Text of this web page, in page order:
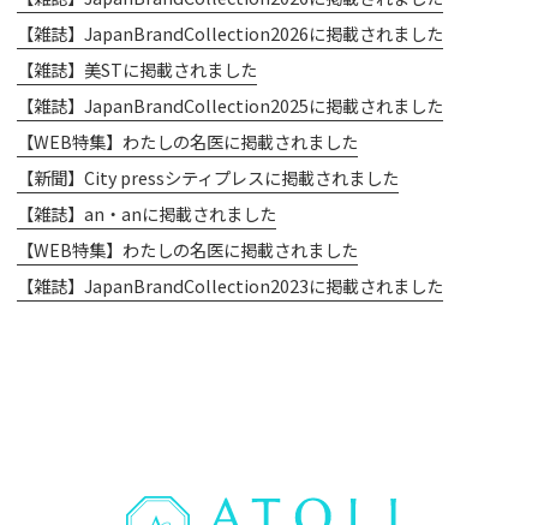
【雑誌】JapanBrandCollection2026に掲載されました
【雑誌】美STに掲載されました
【雑誌】JapanBrandCollection2025に掲載されました
【WEB特集】わたしの名医に掲載されました
【新聞】City pressシティプレスに掲載されました
【雑誌】an・anに掲載されました
【WEB特集】わたしの名医に掲載されました
【雑誌】JapanBrandCollection2023に掲載されました